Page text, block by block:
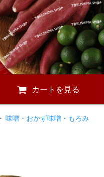
カートを見る
味噌・おかず味噌・もろみ